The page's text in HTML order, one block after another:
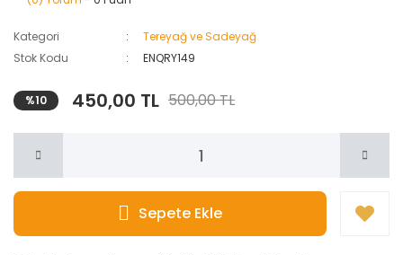
Kategori
Tereyağ ve Sadeyağ
Stok Kodu
ENQRY149
%10 450,00 TL 500,00 TL
Sepete Ekle